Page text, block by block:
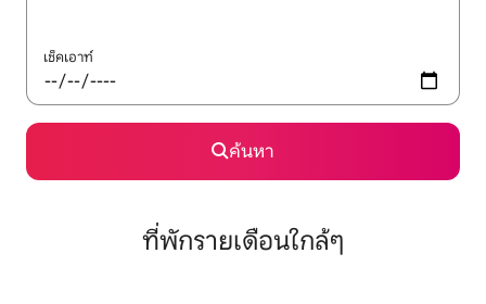
เช็คเอาท์
ค้นหา
ที่พักรายเดือนใกล้ๆ